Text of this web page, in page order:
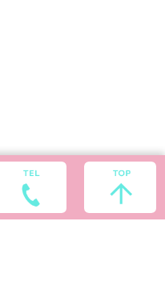
本日の出勤 ネット予約